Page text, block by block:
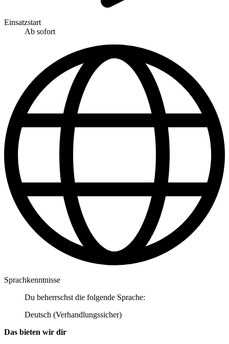
Einsatzstart
Ab sofort
Sprachkenntnisse
Du beherrschst die folgende Sprache:
Deutsch (Verhandlungssicher)
Das bieten wir dir